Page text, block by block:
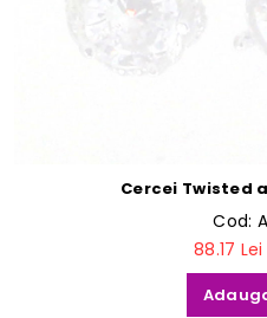
Cercei Twisted
Cod:
88.17 Lei